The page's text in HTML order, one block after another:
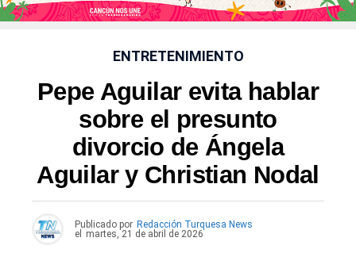
ENTRETENIMIENTO
Pepe Aguilar evita hablar
sobre el presunto
divorcio de Ángela
Aguilar y Christian Nodal
Publicado por Redacción Turquesa News
el
martes, 21 de abril de 2026